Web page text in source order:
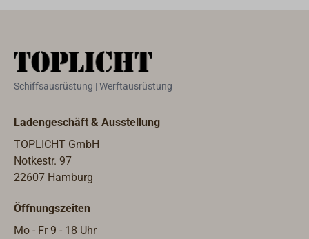
passende Bronze-Schotklemme mit
Schiffsausrüstung | Werftausrüstung
Ladengeschäft & Ausstellung
TOPLICHT GmbH
Notkestr. 97
22607 Hamburg
Öffnungszeiten
Mo - Fr 9 - 18 Uhr